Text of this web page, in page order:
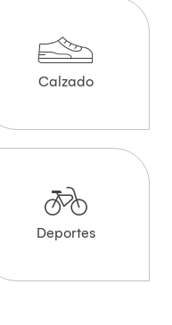
Calzado
Deportes